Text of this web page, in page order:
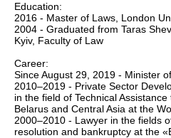
Education:
2016 - Master of Laws, London
2004 - Graduated from Taras
Kyiv, Faculty of Law
Career:
Since August 29, 2019 - Minister
2010–2019 - Private Sector
in the field of Technical
Belarus and Central Asia at the
2000–2010 - Lawyer in the fields
resolution and bankruptcy at the